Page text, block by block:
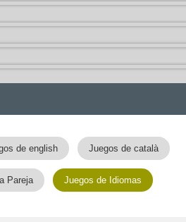
de english Juegos de català
Pareja Juegos de Idiomas